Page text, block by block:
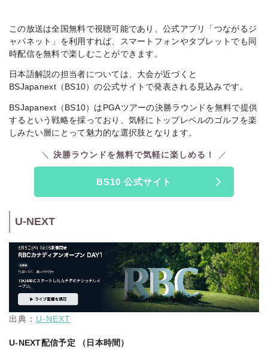
この放送は全国無料で視聴可能であり、公式アプリ「つながるジ
ャパネット」を利用すれば、スマートフォンやタブレットでも同
時配信を無料で楽しむことができます。
日本語解説の担当者については、大会が近づくと
BSJapanext（BS10）の公式サイトで発表される見込みです。
BSJapanext（BS10）はPGAツアーの決勝ラウンドを無料で提供
するという戦略を採っており、気軽にトップレベルのゴルフを楽
しみたい層にとって魅力的な選択肢となります。
決勝ラウンドを無料で気軽に楽しめる！
BS10 公式サイト
U-NEXT
出典： U-NEXT
U-NEXT配信予定 （日本時間）